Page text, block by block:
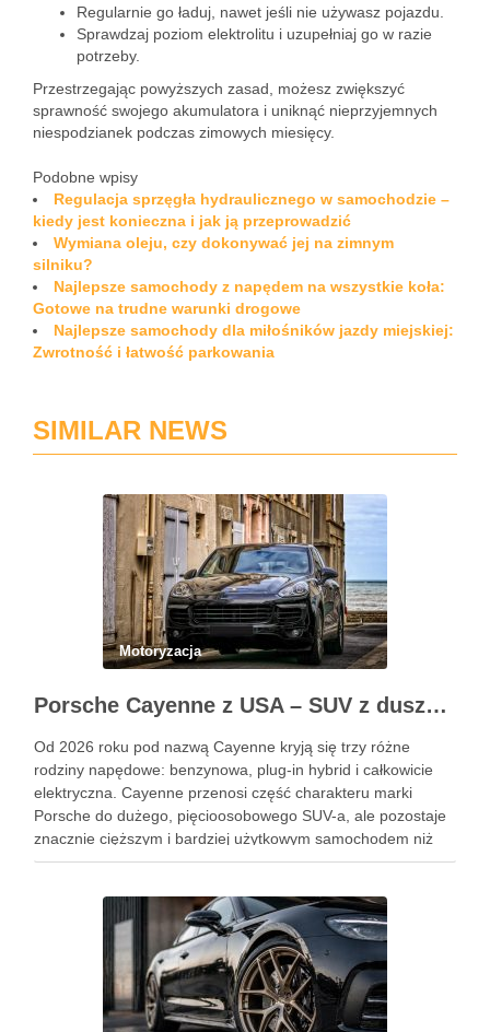
Regularnie go ładuj, nawet jeśli nie używasz pojazdu.
Sprawdzaj poziom elektrolitu i uzupełniaj go w razie
potrzeby.
Przestrzegając powyższych zasad, możesz zwiększyć
sprawność swojego akumulatora i uniknąć nieprzyjemnych
niespodzianek podczas zimowych miesięcy.
Podobne wpisy
Regulacja sprzęgła hydraulicznego w samochodzie –
kiedy jest konieczna i jak ją przeprowadzić
Wymiana oleju, czy dokonywać jej na zimnym
silniku?
Najlepsze samochody z napędem na wszystkie koła:
Gotowe na trudne warunki drogowe
Najlepsze samochody dla miłośników jazdy miejskiej:
Zwrotność i łatwość parkowania
SIMILAR NEWS
Motoryzacja
Porsche Cayenne z USA – SUV z duszą 911
Od 2026 roku pod nazwą Cayenne kryją się trzy różne
rodziny napędowe: benzynowa, plug-in hybrid i całkowicie
elektryczna. Cayenne przenosi część charakteru marki
Porsche do dużego, pięcioosobowego SUV-a, ale pozostaje
znacznie cięższym i bardziej użytkowym samochodem niż
911. Podobne wpisy Jak rozpoznać objawy uszkodzonego